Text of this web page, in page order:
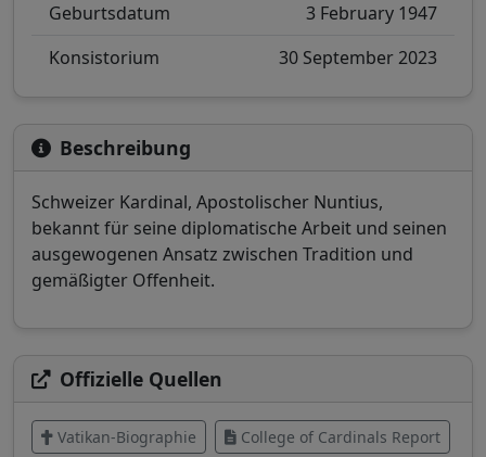
Geburtsdatum
3 February 1947
Konsistorium
30 September 2023
Beschreibung
Schweizer Kardinal, Apostolischer Nuntius,
bekannt für seine diplomatische Arbeit und seinen
ausgewogenen Ansatz zwischen Tradition und
gemäßigter Offenheit.
Offizielle Quellen
Vatikan-Biographie College of Cardinals Report